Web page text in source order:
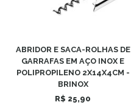
ABRIDOR E SACA-ROLHAS DE
GARRAFAS EM AÇO INOX E
POLIPROPILENO 2X14X4CM -
BRINOX
R$ 25,90